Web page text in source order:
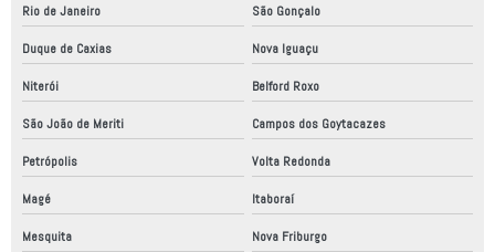
Empresas de montagem de painéis elétricos
Empresas fabricantes de equipamentos industriais
Empresas fabricantes de máquinas especiais
Rio de Janeiro São Gonçalo
Duque de Caxias Nova Iguaçu
Niterói Belford Roxo
São João de Meriti Campos dos Goytacazes
Petrópolis Volta Redonda
Magé Itaboraí
Mesquita Nova Friburgo